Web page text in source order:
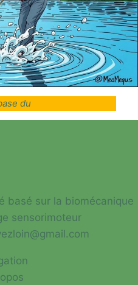
du
basé sur la biomécanique
sensorimoteur